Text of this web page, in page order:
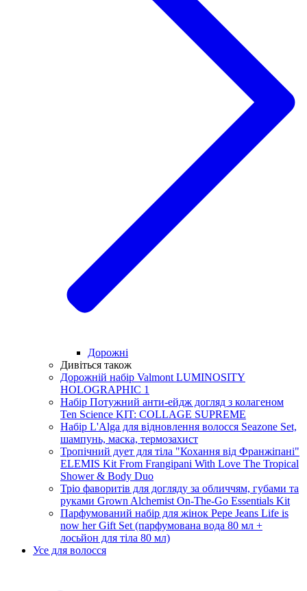
Дорожні
Дивіться також
Дорожній набір Valmont LUMINOSITY
HOLOGRAPHIC 1
Набір Потужний анти-ейдж догляд з колагеном
Ten Science KIT: COLLAGE SUPREME
Набір L'Alga для відновлення волосся Seazone Set,
шампунь, маска, термозахист
Тропічний дует для тіла "Кохання від Франжіпані"
ELEMIS Kit From Frangipani With Love The Tropical
Shower & Body Duo
Тріо фаворитів для догляду за обличчям, губами та
руками Grown Alchemist On-The-Go Essentials Kit
Парфумований набір для жінок Pepe Jeans Life is
now her Gift Set (парфумована вода 80 мл +
лосьйон для тіла 80 мл)
Усе для волосся